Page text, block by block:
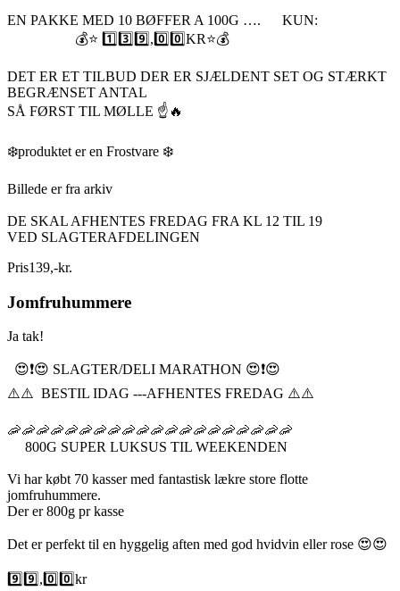
EN PAKKE MED 10 BØFFER A 100G …. KUN:
💰⭐️ 1️⃣3️⃣9️⃣,0️⃣0️⃣KR⭐️💰
DET ER ET TILBUD DER ER SJÆLDENT SET OG STÆRKT
BEGRÆNSET ANTAL
SÅ FØRST TIL MØLLE ☝️🔥
❄️produktet er en Frostvare ❄️
Billede er fra arkiv
DE SKAL AFHENTES FREDAG FRA KL 12 TIL 19
VED SLAGTERAFDELINGEN
Pris139,-kr.
Jomfruhummere
Ja tak!
😍❗️😍 SLAGTER/DELI MARATHON 😍❗️😍
⚠️⚠️ BESTIL IDAG ---AFHENTES FREDAG ⚠️⚠️
🦐🦐🦐🦐🦐🦐🦐🦐🦐🦐🦐🦐🦐🦐🦐🦐🦐🦐🦐🦐
800G SUPER LUKSUS TIL WEEKENDEN
Vi har købt 70 kasser med fantastisk lækre store flotte
jomfruhummere.
Der er 800g pr kasse
Det er perfekt til en hyggelig aften med god hvidvin eller rose 😍😍
9️⃣9️⃣,0️⃣0️⃣kr